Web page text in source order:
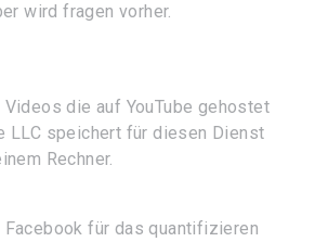
dillingen.de
wird fragen vorher.
die auf YouTube gehostet
LLC speichert für diesen Dienst
Rechner.
Facebook für das quantifizieren